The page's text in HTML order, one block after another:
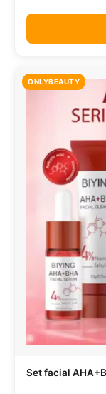
ONLYBEAUTY
Set facial